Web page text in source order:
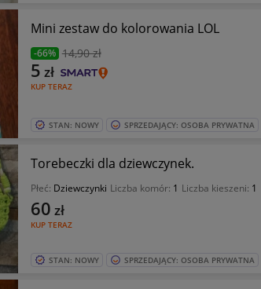
Mini zestaw do kolorowania LOL
-66% 14,90 zł
KUP TERAZ
5 zł
STAN: NOWY SPRZEDAJĄCY: OSOBA PRYWATNA
Torebeczki dla dziewczynek.
Płeć: Dziewczynki Liczba komór: 1 Liczba kieszeni: 1
KUP TERAZ
60 zł
STAN: NOWY SPRZEDAJĄCY: OSOBA PRYWATNA